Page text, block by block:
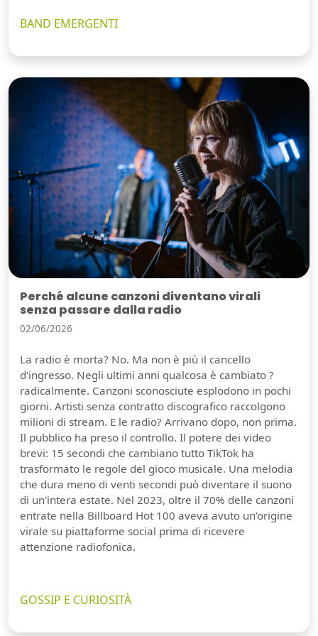
BAND EMERGENTI
Perché alcune canzoni diventano virali
senza passare dalla radio
02/06/2026
La radio è morta? No. Ma non è più il cancello
d'ingresso. Negli ultimi anni qualcosa è cambiato ?
radicalmente. Canzoni sconosciute esplodono in pochi
giorni. Artisti senza contratto discografico raccolgono
milioni di stream. E le radio? Arrivano dopo, non prima.
Il pubblico ha preso il controllo. Il potere dei video
brevi: 15 secondi che cambiano tutto TikTok ha
trasformato le regole del gioco musicale. Una melodia
che dura meno di venti secondi può diventare il suono
di un'intera estate. Nel 2023, oltre il 70% delle canzoni
entrate nella Billboard Hot 100 aveva avuto un'origine
virale su piattaforme social prima di ricevere
attenzione radiofonica.
GOSSIP E CURIOSITÀ